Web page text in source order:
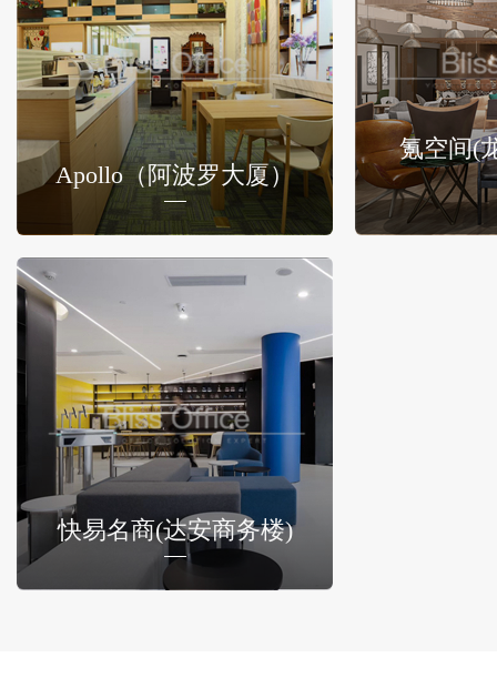
Apollo（阿波罗大厦）
氪空间(
快易名商(达安商务楼)